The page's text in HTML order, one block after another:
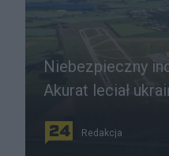
Niebezpieczny
Akurat leciał
Redakcja